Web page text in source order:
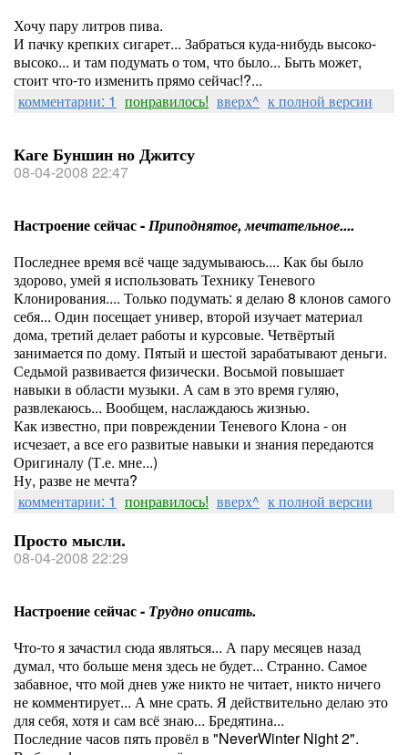
Хочу пару литров пива.
И пачку крепких сигарет... Забраться куда-нибудь высоко-
высоко... и там подумать о том, что было... Быть может,
стоит что-то изменить прямо сейчас!?...
комментарии: 1 понравилось! вверх^ к полной версии
Каге Буншин но Джитсу
08-04-2008 22:47
Настроение сейчас -Приподнятое, мечтательное....
Последнее время всё чаще задумываюсь.... Как бы было
здорово, умей я использовать Технику Теневого
Клонирования.... Только подумать: я делаю 8 клонов самого
себя... Один посещает универ, второй изучает материал
дома, третий делает работы и курсовые. Четвёртый
занимается по дому. Пятый и шестой зарабатывают деньги.
Седьмой развивается физически. Восьмой повышает
навыки в области музыки. А сам в это время гуляю,
развлекаюсь... Вообщем, наслаждаюсь жизнью.
Как известно, при повреждении Теневого Клона - он
исчезает, а все его развитые навыки и знания передаются
Оригиналу (Т.е. мне...)
Ну, разве не мечта?
комментарии: 1 понравилось! вверх^ к полной версии
Просто мысли.
08-04-2008 22:29
Настроение сейчас - Трудно описать.
Что-то я зачастил сюда являться... А пару месяцев назад
думал, что больше меня здесь не будет... Странно. Самое
забавное, что мой днев уже никто не читает, никто ничего
не комментирует... А мне срать. Я действительно делаю это
для себя, хотя и сам всё знаю... Бредятина...
Последние часов пять провёл в "NeverWinter Night 2".